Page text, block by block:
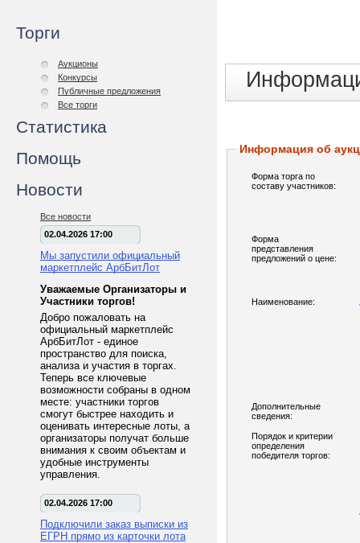
Торги
Аукционы
Конкурсы
Публичные предложения
Все торги
Статистика
Помощь
Новости
Все новости
02.04.2026 17:00
Мы запустили официальный
маркетплейс АрбБитЛот
Уважаемые Организаторы и
Участники торгов!
Добро пожаловать на
официальный маркетплейс
АрбБитЛот - единое
пространство для поиска,
анализа и участия в торгах.
Теперь все ключевые
возможности собраны в одном
месте: участники торгов
смогут быстрее находить и
оценивать интересные лоты, а
организаторы получат больше
внимания к своим объектам и
удобные инструменты
управления.
02.04.2026 17:00
Подключили заказ выписки из
ЕГРН прямо из карточки лота
Информация об
Форма торга по
составу участников:
Форма
представления
предложений о цене:
Наименование:
Дополнительные
сведения:
Порядок и критерии
определения
победителя торгов: